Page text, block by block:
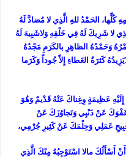
كُلِّها، الحَمْدُ للهِ الَّذِي لا مُضادَّ لَهُ
لا شَرِيكَ لَهُ فِي خَلْقِهِ وَلاشَبِيهَ لَهُ
وَحَمْدُهُ الظاهِرِ بالكَرَمِ مَجْدُهُ
كَثرَةُ العَطاءِ إِلاّ جُوداً وَكَرَما
إِلَيْهِ عَظِيمَةٍ وِغِناكَ عَنْهُ قَدْيمٌ وَهُوَ
عَنْ ذَنْبِي وَتَجاوُزَكَ عَنْ
عَمَلِي وَحِلْمَكَ عَنْ كَثِيرِ جُرْمِي،
مالا اسْتَوْجِبُهُ مِنْكَ الَّذِي